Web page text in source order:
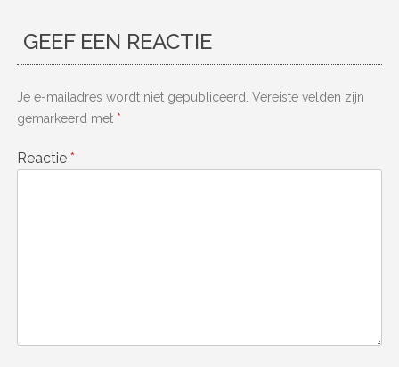
GEEF EEN REACTIE
Je e-mailadres wordt niet gepubliceerd. Vereiste velden zijn
gemarkeerd met *
Reactie *